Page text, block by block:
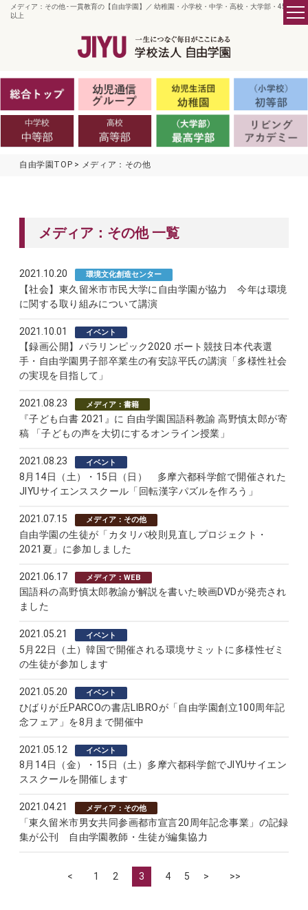
メディア：その他 - 一貫教育の【自由学園】／ 幼稚園・小学校・中学・高校・大学部・45歳
以上
自由学園TOP メディア：その他
メディア：その他 一覧
2021.10.20 環境文化創造センター
【社会】東久留米市市民大学に自由学園が協力 今年は環境
に関する取り組みについて講演
2021.10.01 イベント
【録画公開】パラリンピック2020 ボート競技日本代表選
手・自由学園男子部卒業生の有安諒平氏の講演「多様性社会
の実現を目指して」
2021.08.23 メディア：書籍
『子ども白書 2021』に 自由学園国語科教諭 高野慎太郎が寄
稿 「子どもの声を大切にするオンライン授業」
2021.08.23 イベント
8月14日（土）・15日（日） 多摩六都科学館で開催された
JIYUサイエンススクール「回転漢字パズルを作ろう」
2021.07.15 メディア：その他
自由学園の生徒が「カタリバ校則見直しプロジェクト・
2021夏」に参加しました
2021.06.17 メディア：WEB
国語科の高野慎太郎教諭が解説を書いた映画DVDが発売され
ました
2021.05.21 イベント
5月22日（土）韓国で開催される環境サミットに多様性ゼミ
の生徒が参加します
2021.05.20 イベント
ひばりが丘PARCOの書店LIBROが「自由学園創立100周年記
念フェア」を8月まで開催中
2021.05.12 イベント
8月14日（金）・15日（土）多摩六都科学館でJIYUサイエン
ススクールを開催します
2021.04.21 メディア：その他
「東久留米市男女共同参画都市宣言20周年記念事業」の記録
集が公刊 自由学園教師・生徒が編集協力
< 1 2 3 4 5 > >>